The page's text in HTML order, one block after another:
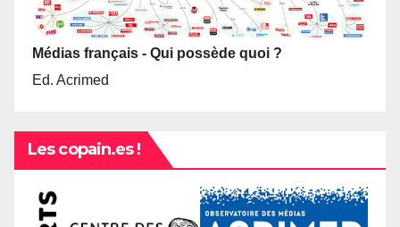
Médias français - Qui possède quoi ?
Ed. Acrimed
Les copain.es !